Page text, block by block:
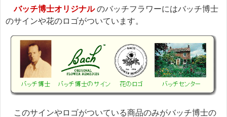
バッチ博士オリジナルのバッチフラワーにはバッチ博士
のサインや花のロゴがついています。
このサインやロゴがついている商品のみがバッチ博士の